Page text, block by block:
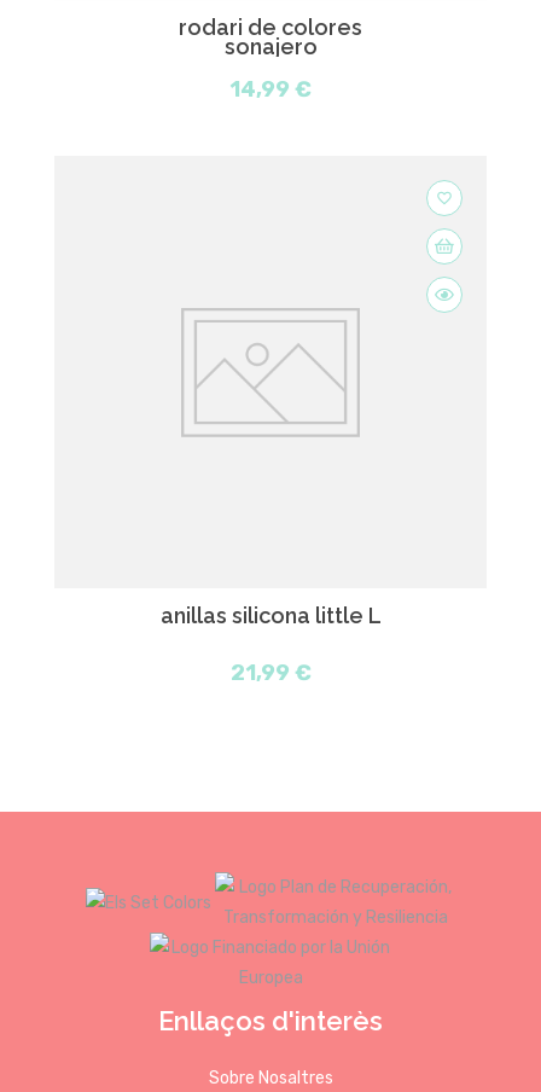
rodari de colores
sonajero
14,99 €
favorite_border
anillas silicona little L
21,99 €
Enllaços d'interès
Sobre Nosaltres